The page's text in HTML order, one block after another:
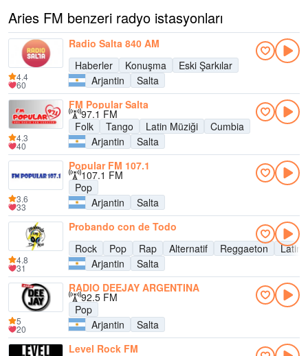
Aries FM benzeri radyo istasyonları
Radio Salta 840 AM
Haberler
Konuşma
Eski Şarkılar
Arjantin
Salta
4.4
60
FM Popular Salta
97.1 FM
Folk
Tango Latin Müziği
Cumbia
Arjantin
Salta
4.3
40
Popular FM 107.1
107.1 FM
Pop
Arjantin
Salta
3.6
33
Probando con de Todo
Rock
Pop Rap Alternatif Reggaeton
Latin
Arjantin
Salta
4.8
31
RADIO DEEJAY ARGENTINA
92.5 FM
Pop
Arjantin
Salta
5
20
Level Rock FM